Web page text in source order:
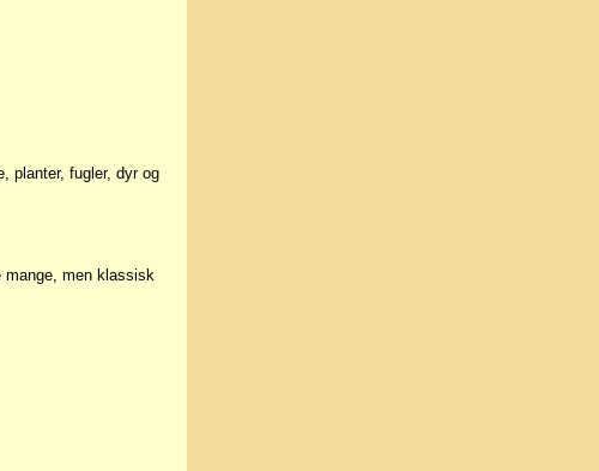
planter, fugler, dyr og
mange, men klassisk